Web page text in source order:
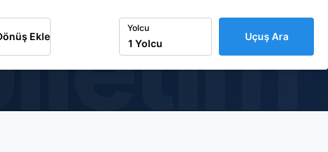
Ekle
Yolcu
Uçuş Ara